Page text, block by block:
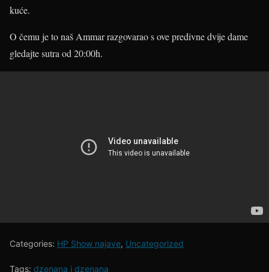
kuće.
O čemu je to naš Ammar razgovarao s ove predivne dvije dame
gledajte sutra od 20:00h.
Categories: HP Show najave, Uncategorized
Tags: dzenana i dzenana